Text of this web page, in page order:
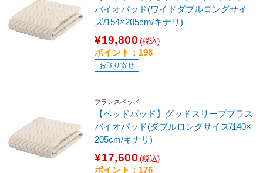
バイオパッド(ワイドダブルロングサイ
ズ/154×205cm/キナリ)
¥19,800 (税込)
ポイント：198
お取り寄せ
フランスベッド
【ベッドパッド】グッドスリーププラス
バイオパッド(ダブルロングサイズ/140×
205cm/キナリ)
¥17,600 (税込)
ポイント：176